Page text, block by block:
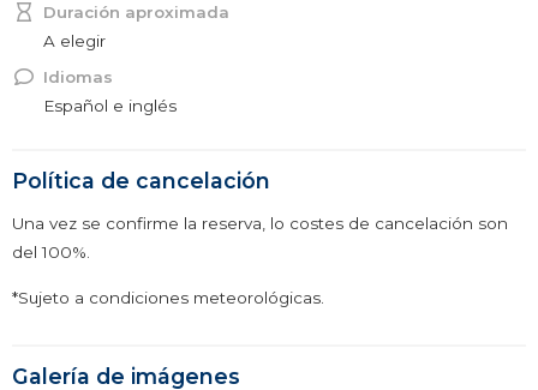
Duración aproximada
A elegir
Idiomas
Español e inglés
Política de cancelación
Una vez se confirme la reserva, lo costes de cancelación son
del 100%.
*Sujeto a condiciones meteorológicas.
Galería de imágenes